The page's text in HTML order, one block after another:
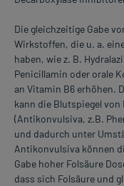
Die gleichzeitige Gabe
Wirkstoffen, die u. a.
haben, wie z. B.
Penicillamin oder orale
an Vitamin B6 erhöhen.
kann die Blutspiegel
(Antikonvulsiva, z.B.
und dadurch unter
Antikonvulsiva können
Gabe hoher Folsäure
dass sich Folsäure und